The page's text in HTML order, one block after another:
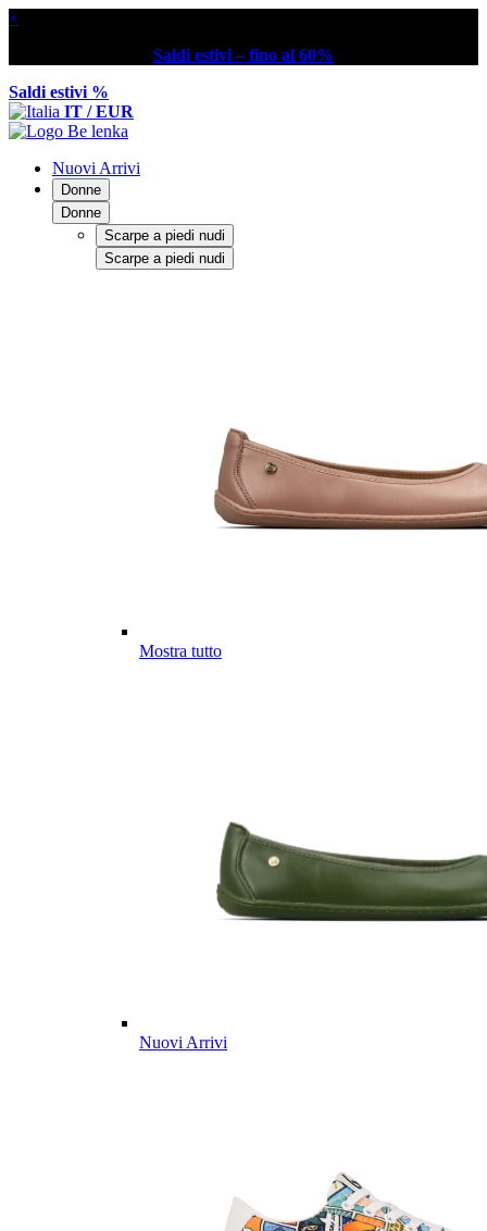
×
Saldi estivi – fino al 60%
Saldi estivi %
IT / EUR
Nuovi Arrivi
Donne
Donne
Scarpe a piedi nudi
Scarpe a piedi nudi
Mostra tutto
Nuovi Arrivi